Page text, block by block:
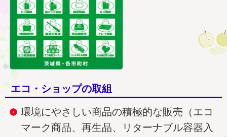
エコ・ショップの取組
環境にやさしい商品の積極的な販売（エコ
マーク商品、再生品、リターナブル容器入